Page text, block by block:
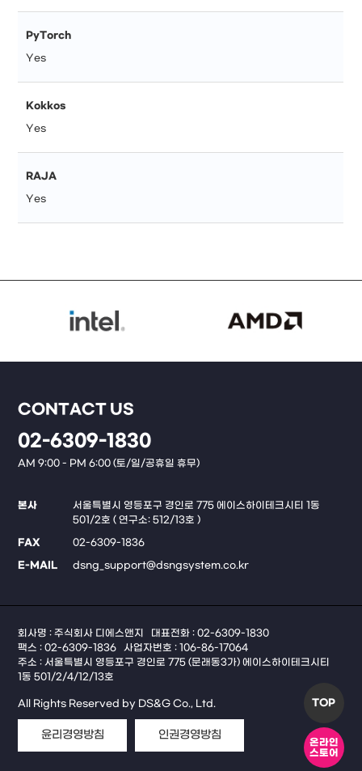
TOP
온라인
스토어
PyTorch
Yes
Kokkos
Yes
RAJA
Yes
CONTACT US
02-6309-1830
AM 9:00 - PM 6:00 (토/일/공휴일 휴무)
본사
서울특별시 영등포구 경인로 775 에이스하이테크시티 1동
501/2호 ( 연구소: 512/13호 )
FAX
02-6309-1836
E-MAIL
dsng_support@dsngsystem.co.kr
회사명 : 주식회사 디에스앤지
대표전화 : 02-6309-1830
팩스 : 02-6309-1836
사업자번호 : 106-86-17064
주소 : 서울특별시 영등포구 경인로 775 (문래동3가) 에이스하이테크시티
1동 501/2/4/12/13호
All Rights Reserved by DS&G Co., Ltd.
윤리경영방침 인권경영방침